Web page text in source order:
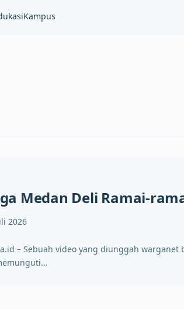
Kampus
Medan Deli Ramai-
2026
– Sebuah video yang diunggah